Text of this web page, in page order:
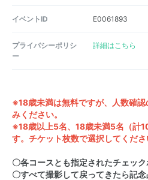
イベントID E0061893
プライバシーポリシ
ー
詳細はこちら
※18歳未満は無料ですが、人数確
みください。
※18歳以上5名、18歳未満5名（計
す。チケット枚数で選択してくださ
〇各コースとも指定されたチェッ
〇すべて撮影して戻ってきたら記